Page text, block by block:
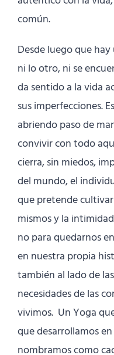
común.
Desde luego que
ni lo otro, ni se
da sentido a la vida
sus imperfecciones.
abriendo paso de
convivir con todo
cierra, sin miedos,
del mundo, el
que pretende
mismos y la
no para quedarnos
en nuestra propia
también al lado de
necesidades de las
vivimos. Un Yoga
que desarrollamos
nombramos como